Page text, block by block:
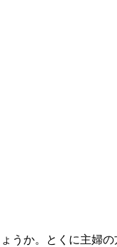
うか。とくに主婦の